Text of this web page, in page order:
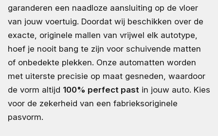
garanderen een naadloze aansluiting op de vloer
van jouw voertuig. Doordat wij beschikken over de
exacte, originele mallen van vrijwel elk autotype,
hoef je nooit bang te zijn voor schuivende matten
of onbedekte plekken. Onze automatten worden
met uiterste precisie op maat gesneden, waardoor
de vorm altijd 100% perfect past in jouw auto. Kies
voor de zekerheid van een fabrieksoriginele
pasvorm.